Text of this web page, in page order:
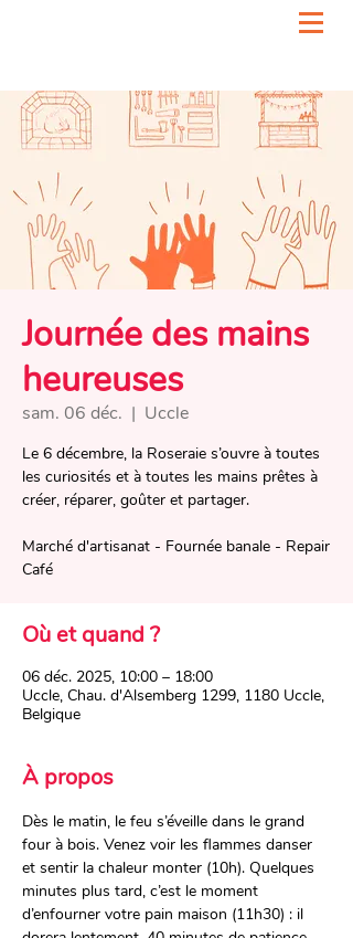
Journée des mains
heureuses
sam. 06 déc.
  |
Uccle
Le 6 décembre, la Roseraie s’ouvre à toutes
les curiosités et à toutes les mains prêtes à
créer, réparer, goûter et partager.
Marché d'artisanat - Fournée banale - Repair
Café
Où et quand ?
06 déc. 2025, 10:00 – 18:00
Uccle, Chau. d'Alsemberg 1299, 1180 Uccle,
Belgique
À propos
Dès le matin, le feu s’éveille dans le grand
four à bois. Venez voir les flammes danser
et sentir la chaleur monter (10h). Quelques
minutes plus tard, c’est le moment
d’enfourner votre pain maison (11h30) : il